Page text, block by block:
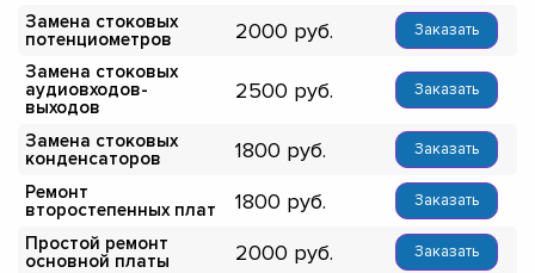
Замена стоковых
потенциометров
2000 Заказать
Замена стоковых
аудиовходов-
выходов
2500 Заказать
Замена стоковых
конденсаторов
1800 Заказать
Ремонт
второстепенных плат
1800 Заказать
Простой ремонт
основной платы
2000 Заказать